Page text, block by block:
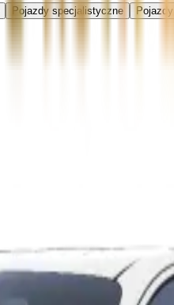
Pojazdy specjalistyczne